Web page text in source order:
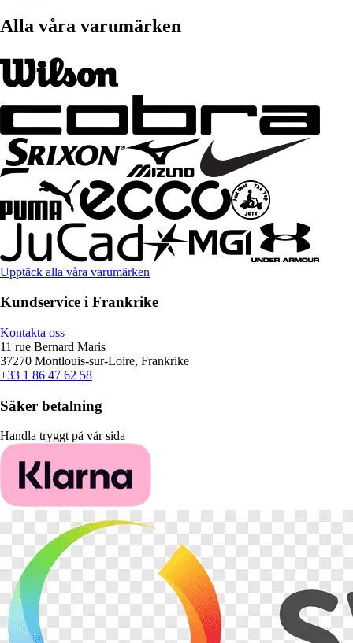
Alla våra varumärken
Upptäck alla våra varumärken
Kundservice i Frankrike
Kontakta oss
11 rue Bernard Maris
37270 Montlouis-sur-Loire, Frankrike
+33 1 86 47 62 58
Säker betalning
Handla tryggt på vår sida